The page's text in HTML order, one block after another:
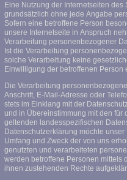
Eine Nutzung der Internetseiten
grundsätzlich ohne jede Angabe
Sofern eine betroffene Person
unsere Internetseite in Anspruch
Verarbeitung personenbezogener
Ist die Verarbeitung
solche Verarbeitung keine
Einwilligung der betroffenen Person
Die Verarbeitung
Anschrift, E-Mail-Adresse oder
stets im Einklang mit der
und in Übereinstimmung mit den für
geltenden landesspezifischen
Datenschutzerklärung möchte
Umfang und Zweck der von uns
genutzten und verarbeiteten
werden betroffene Personen mittels
ihnen zustehenden Rechte